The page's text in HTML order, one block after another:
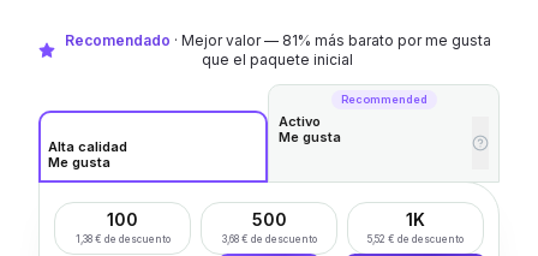
Recomendado · Mejor valor — 81% más barato por me gusta
que el paquete inicial
Alta calidad
Me gusta
Recommended
Activo
Me gusta
100
1,38 € de descuento
500
3,68 € de descuento
1K
5,52 € de descuento